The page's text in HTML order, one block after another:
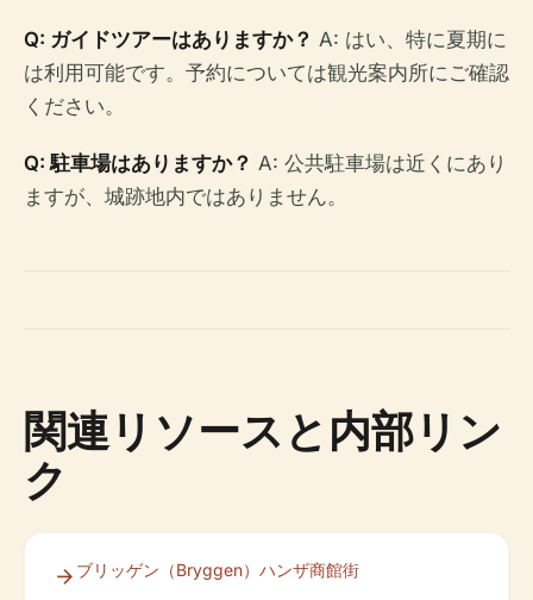
Q: ガイドツアーはありますか？ A: はい、特に夏期に
は利用可能です。予約については観光案内所にご確認
ください。
Q: 駐車場はありますか？ A: 公共駐車場は近くにあり
ますが、城跡地内ではありません。
関連リソースと内部リン
ク
ブリッゲン（Bryggen）ハンザ商館街